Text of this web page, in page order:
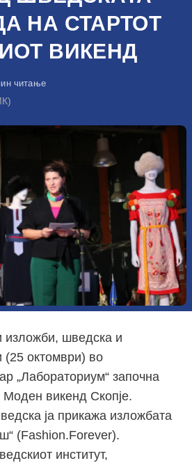
НА СТАРТОТ
ВИКЕНД
читање
изложби, шведска и
(25 октомври) во
„Лабораториум“ започна
викенд Скопје.
ја прикажа изложбата
(Fashion.Forever).
институт,